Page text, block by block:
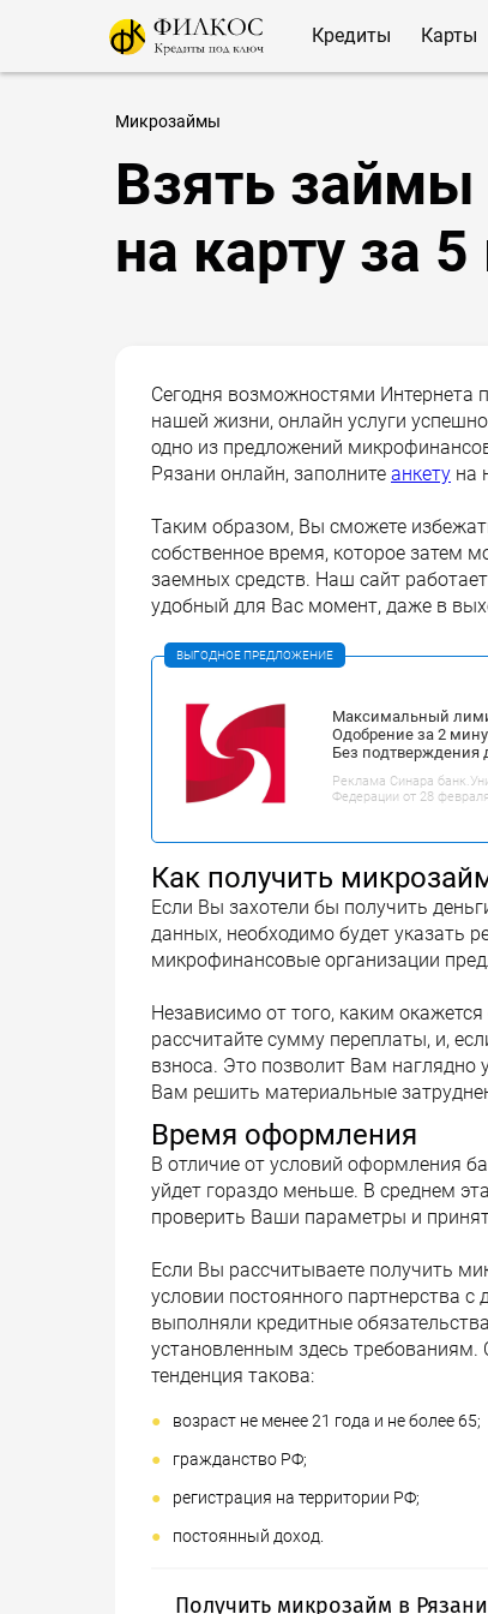
Кредиты Карты
Микрозаймы
Взять займы
на карту за
Сегодня возможностями Интернета
нашей жизни, онлайн услуги
одно из предложений
Рязани онлайн, заполните анкету на
Таким образом, Вы сможете
собственное время, которое затем
заемных средств. Наш сайт
удобный для Вас момент, даже в
ВЫГОДНОЕ ПРЕДЛОЖЕНИЕ
Максимальный
Одобрение за 2
Без подтверждения
Реклама Синара
Федерации от 28
Как получить
Если Вы захотели бы получить
данных, необходимо будет указать
микрофинансовые организации
Независимо от того, каким
рассчитайте сумму переплаты, и,
взноса. Это позволит Вам
Вам решить материальные
Время оформления
В отличие от условий оформления
уйдет гораздо меньше. В среднем
проверить Ваши параметры и
Если Вы рассчитываете получить
условии постоянного партнерства
выполняли кредитные
установленным здесь
тенденция такова:
возраст не менее 21 года и не более 65;
гражданство РФ;
регистрация на территории РФ;
постоянный доход.
Получить микрозайм в